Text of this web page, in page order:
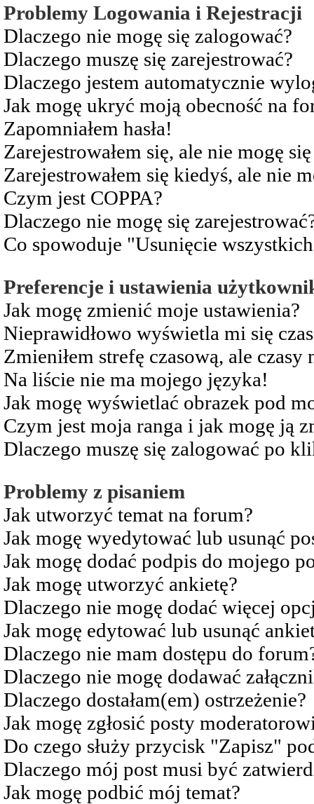
Problemy Logowania i Rejestracji
Dlaczego nie mogę się zalogować?
Dlaczego muszę się zarejestrować?
Dlaczego jestem automatycznie
Jak mogę ukryć moją obecność na
Zapomniałem hasła!
Zarejestrowałem się, ale nie mogę
Zarejestrowałem się kiedyś, ale nie
Czym jest COPPA?
Dlaczego nie mogę się
Co spowoduje "Usunięcie
Preferencje i ustawienia
Jak mogę zmienić moje ustawienia?
Nieprawidłowo wyświetla mi się
Zmieniłem strefę czasową, ale czasy
Na liście nie ma mojego języka!
Jak mogę wyświetlać obrazek pod
Czym jest moja ranga i jak mogę ją
Dlaczego muszę się zalogować po
Problemy z pisaniem
Jak utworzyć temat na forum?
Jak mogę wyedytować lub usunąć
Jak mogę dodać podpis do mojego
Jak mogę utworzyć ankietę?
Dlaczego nie mogę dodać więcej
Jak mogę edytować lub usunąć
Dlaczego nie mam dostępu do
Dlaczego nie mogę dodawać
Dlaczego dostałam(em) ostrzeżenie?
Jak mogę zgłosić posty
Do czego służy przycisk "Zapisz"
Dlaczego mój post musi być
Jak mogę podbić mój temat?